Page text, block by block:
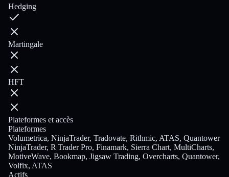
Hedging
Martingale
HFT
Plateformes et accès
Plateformes
Volumetrica, NinjaTrader, Tradovate, Rithmic, ATAS, Quantower
NinjaTrader, R|Trader Pro, Finamark, Sierra Chart, MultiCharts,
MotiveWave, Bookmap, Jigsaw Trading, Overcharts, Quantower,
Volfix, ATAS
Actifs